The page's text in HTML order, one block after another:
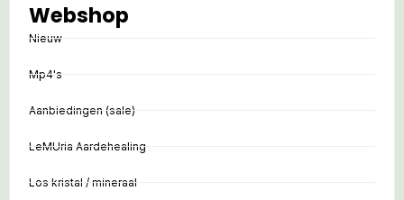
Webshop
Nieuw
Mp4's
Aanbiedingen (sale)
LeMUria Aardehealing
Los kristal / mineraal